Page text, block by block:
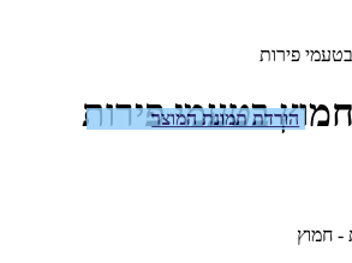
פירות
בטעמי פירות
הורדת תמונת המוצר
- חמוץ